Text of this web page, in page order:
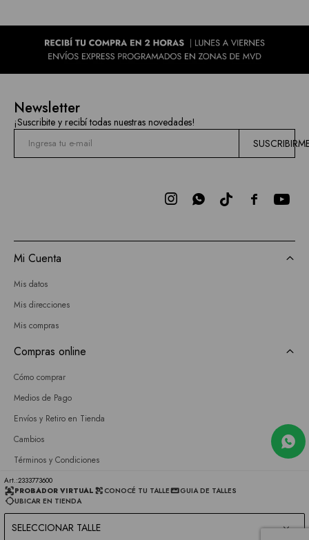
2333773600
PROBADOR VIRTUAL
CONOCÉ TU TALLE
GUIA DE TALLES
UBICAR EN TIENDA
SELECCIONAR TALLE
Newsletter
¡Suscribite y recibí todas nuestras novedades!

 
Mi Cuenta
Mis datos
Mis direcciones
Mis compras
Compras online
Cómo comprar
Medios de Pago
Envíos y Retiro en Tienda
Cambios
Términos y Condiciones
GIFT CARD
Empresa
Sobre nosotros